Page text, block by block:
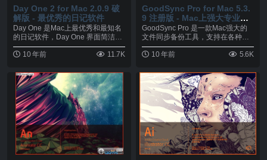
Day One 2 for Mac 2.0.9 破
解版 - 最优秀的日记软件
Day One 是Mac上最优秀和最知名
的日记软件，Day One 界面简洁漂
亮...
10 年前
11.7K
GoodSync Pro for Mac 5.3.
9 注册版 - Mac上强大专业的
文件同步备份工具
GoodSync Pro 是一款Mac强大的
文件同步备份工具，支持在各种条
件下的...
10 年前
5.6K